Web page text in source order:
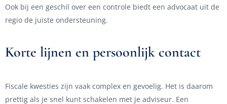
Ook bij een geschil over een controle biedt een advocaat uit de
regio de juiste ondersteuning.
Korte lijnen en persoonlijk contact
Fiscale kwesties zijn vaak complex en gevoelig. Het is daarom
prettig als je snel kunt schakelen met je adviseur. Een